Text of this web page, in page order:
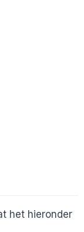
het hieronder